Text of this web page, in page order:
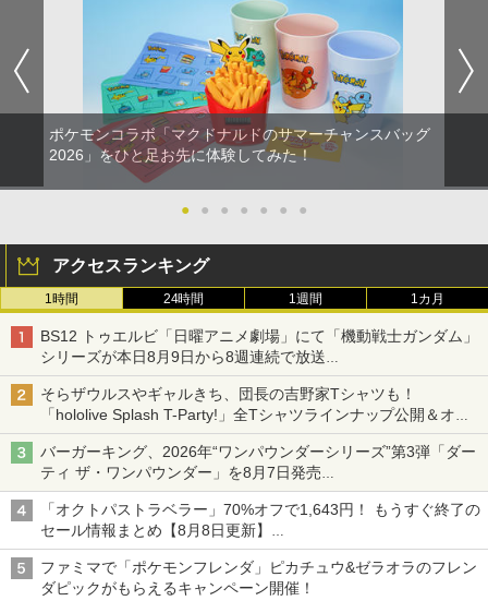
ポケモンコラボ「マクドナルドのサマーチャンスバッグ
2026」をひと足お先に体験してみた！
● ● ● ● ● ● ●
アクセスランキング
1時間 24時間 1週間 1カ月
BS12 トゥエルビ「日曜アニメ劇場」にて「機動戦士ガンダム」
シリーズが本日8月9日から8週連続で放送
初回は「機動戦士ガンダム【HDリマスター版】」
そらザウルスやギャルきち、団長の吉野家Tシャツも！
「hololive Splash T-Party!」全Tシャツラインナップ公開＆オン
ライン販売開始
バーガーキング、2026年“ワンパウンダーシリーズ”第3弾「ダー
ティ ザ・ワンパウンダー」を8月7日発売
「特製ガーリックマヨソース」を使用した超大型チーズバーガー
「オクトパストラベラー」70%オフで1,643円！ もうすぐ終了の
セール情報まとめ【8月8日更新】
ニンテンドーeショップでは「大神 絶景版」が67%オフで990円
ファミマで「ポケモンフレンダ」ピカチュウ&ゼラオラのフレン
ダピックがもらえるキャンペーン開催！